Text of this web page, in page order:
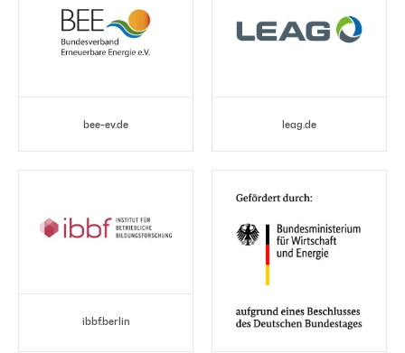
bee-ev.de leag.de
ibbf.berlin